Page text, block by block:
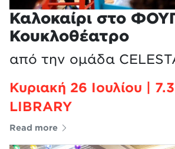
Καλοκαίρι στο
Κουκλοθέατρο
Κυριακή 26 Ιουλίου |
LIBRARY
από την ομάδα
Read more